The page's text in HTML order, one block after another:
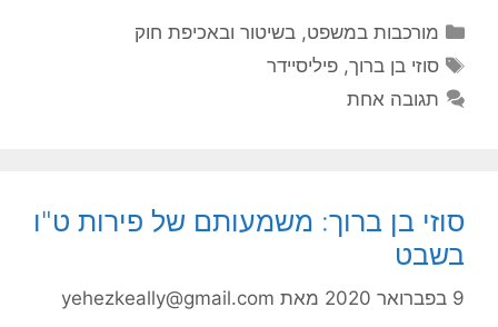
קטגוריות
מורכבות במשפט, בשיטור ובאכיפת חוק
תגיות
סוזי בן ברוך,פיליסיידר
תגובה אחת
סוזי בן ברוך: משמעותם של פירות ט"ו
בשבט
9 בפברואר 2020 מאת yehezkeally@gmail.com